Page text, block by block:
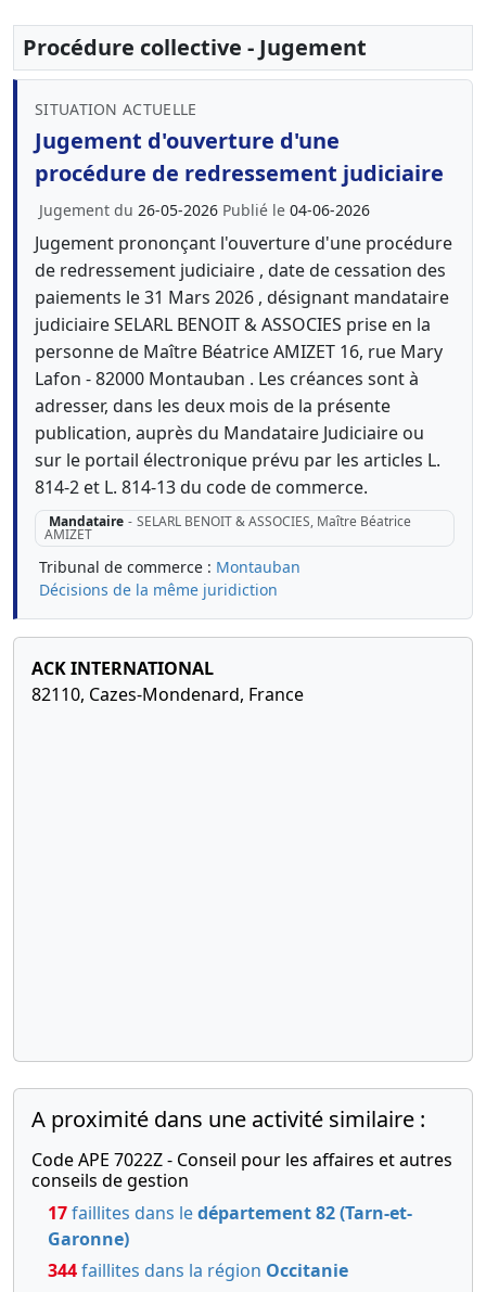
Procédure collective - Jugement
SITUATION ACTUELLE
Jugement d'ouverture d'une
procédure de redressement judiciaire
Jugement du 26-05-2026 Publié le 04-06-2026
Jugement prononçant l'ouverture d'une procédure
de redressement judiciaire , date de cessation des
paiements le 31 Mars 2026 , désignant mandataire
judiciaire SELARL BENOIT & ASSOCIES prise en la
personne de Maître Béatrice AMIZET 16, rue Mary
Lafon - 82000 Montauban . Les créances sont à
adresser, dans les deux mois de la présente
publication, auprès du Mandataire Judiciaire ou
sur le portail électronique prévu par les articles L.
814-2 et L. 814-13 du code de commerce.
Mandataire - SELARL BENOIT & ASSOCIES, Maître Béatrice
AMIZET
Tribunal de commerce : Montauban
Décisions de la même juridiction
ACK INTERNATIONAL
82110, Cazes-Mondenard, France
A proximité dans une activité similaire :
Code APE 7022Z - Conseil pour les affaires et autres
conseils de gestion
17faillites dans ledépartement 82 (Tarn-et-
Garonne)
344faillites dans la région Occitanie